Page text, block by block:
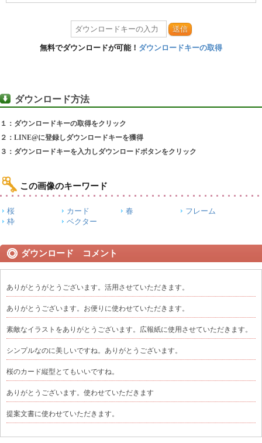
送信
無料でダウンロードが可能！ ダウンロードキーの取得
ダウンロード方法
１：ダウンロードキーの取得をクリック
２：LINE@に登録しダウンロードキーを獲得
３：ダウンロードキーを入力しダウンロードボタンをクリック
この画像のキーワード
桜 カード 春
フレーム
枠
ベクター
ダウンロード コメント
ありがとうがとうございます。活用させていただきます。
ありがとうございます。お便りに使わせていただきます。
素敵なイラストをありがとうございます。広報紙に使用させていただきます。
シンプルなのに美しいですね。ありがとうございます。
桜のカード縦型とてもいいですね。
ありがとうございます。使わせていただきます
提案文書に使わせていただきます。